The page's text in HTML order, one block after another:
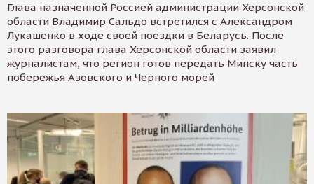
Глава назначенной Россией администрации Херсонской
области Владимир Сальдо встретился с Александром
Лукашенко в ходе своей поездки в Беларусь. После
этого разговора глава Херсонской области заявил
журналистам, что регион готов передать Минску часть
побережья Азовского и Черного морей